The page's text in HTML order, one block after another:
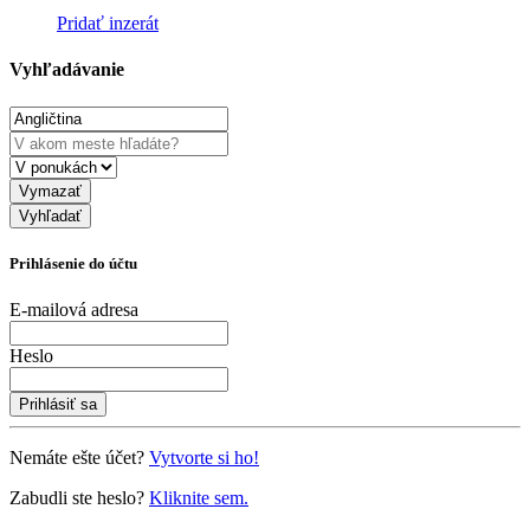
Pridať inzerát
Vyhľadávanie
Vymazať
Vyhľadať
Prihlásenie do účtu
E-mailová adresa
Heslo
Prihlásiť sa
Nemáte ešte účet? Vytvorte si ho!
Zabudli ste heslo? Kliknite sem.